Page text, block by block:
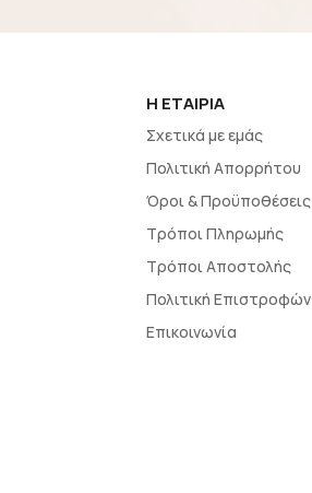
H EΤΑΙΡΙΑ
Σχετικά με εμάς
Πολιτική Απορρήτου
Όροι & Προϋποθέσεις
Τρόποι Πληρωμής
Τρόποι Αποστολής
Πολιτική Επιστροφών
Επικοινωνία